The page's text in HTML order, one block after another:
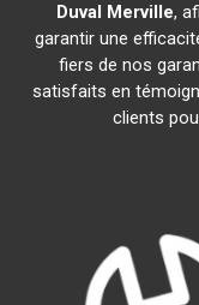
Duval Merville,
garantir une
fiers de nos
satisfaits en
clients